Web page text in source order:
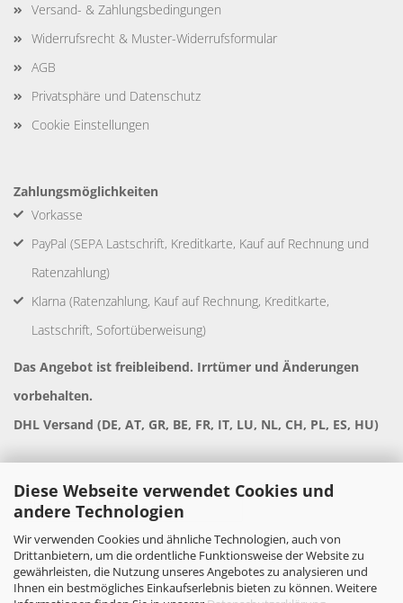
Diese Webseite verwendet Cookies und
andere Technologien
Wir verwenden Cookies und ähnliche Technologien, auch von
Drittanbietern, um die ordentliche Funktionsweise der Website zu
gewährleisten, die Nutzung unseres Angebotes zu analysieren und
Ihnen ein bestmögliches Einkaufserlebnis bieten zu können. Weitere
Versand- & Zahlungsbedingungen
Widerrufsrecht & Muster-Widerrufsformular
AGB
Privatsphäre und Datenschutz
Cookie Einstellungen
Zahlungsmöglichkeiten
Vorkasse
PayPal (SEPA Lastschrift, Kreditkarte, Kauf auf Rechnung und
Ratenzahlung)
Klarna (Ratenzahlung, Kauf auf Rechnung, Kreditkarte,
Lastschrift, Sofortüberweisung)
Das Angebot ist freibleibend. Irrtümer und Änderungen
vorbehalten.
DHL Versand (DE, AT, GR, BE, FR, IT, LU, NL, CH, PL, ES, HU)